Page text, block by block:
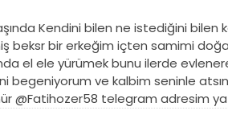
Kendini bilen ne istediğini bilen
beksr bir erkeğim içten samimi
el ele yürümek bunu ilerde
ve kalbim seninle
@Fatihozer58 telegram adresim